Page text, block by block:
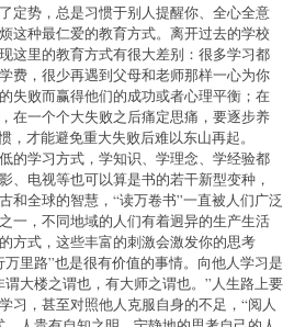
定势，总是习惯于别人提醒你、全心全意
这种最仁爱的教育方式。离开过去的学校
这里的教育方式有很大差别：很多学习都
费，很少再遇到父母和老师那样一心为你
失败而赢得他们的成功或者心理平衡；在
在一个个大失败之后痛定思痛，要逐步养
，才能避免重大失败后难以东山再起。
的学习方式，学知识、学理念、学经验都
、电视等也可以算是书的若干新型变种，
和全球的智慧，“读万卷书”一直被人们广泛
一，不同地域的人们有着迥异的生产生活
方式，这些丰富的刺激会激发你的思考
里路”也是很有价值的事情。向他人学习是
大楼之谓也，有大师之谓也。”人生路上要
习，甚至对照他人克服自身的不足，“阅人